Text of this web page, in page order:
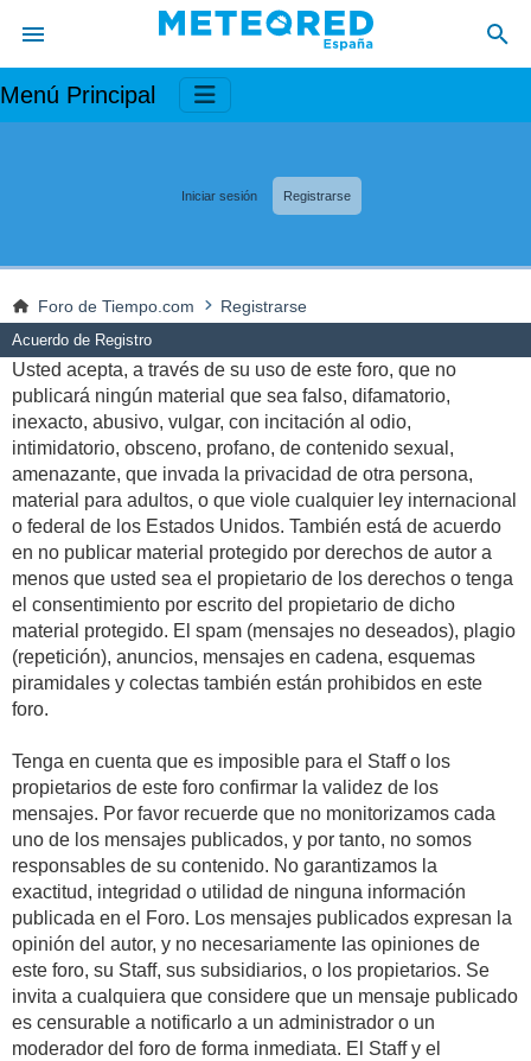
Menú Principal
Iniciar sesión Registrarse
Foro de Tiempo.com Registrarse
Acuerdo de Registro
Usted acepta, a través de su uso de este foro, que no
publicará ningún material que sea falso, difamatorio,
inexacto, abusivo, vulgar, con incitación al odio,
intimidatorio, obsceno, profano, de contenido sexual,
amenazante, que invada la privacidad de otra persona,
material para adultos, o que viole cualquier ley internacional
o federal de los Estados Unidos. También está de acuerdo
en no publicar material protegido por derechos de autor a
menos que usted sea el propietario de los derechos o tenga
el consentimiento por escrito del propietario de dicho
material protegido. El spam (mensajes no deseados), plagio
(repetición), anuncios, mensajes en cadena, esquemas
piramidales y colectas también están prohibidos en este
foro.
Tenga en cuenta que es imposible para el Staff o los
propietarios de este foro confirmar la validez de los
mensajes. Por favor recuerde que no monitorizamos cada
uno de los mensajes publicados, y por tanto, no somos
responsables de su contenido. No garantizamos la
exactitud, integridad o utilidad de ninguna información
publicada en el Foro. Los mensajes publicados expresan la
opinión del autor, y no necesariamente las opiniones de
este foro, su Staff, sus subsidiarios, o los propietarios. Se
invita a cualquiera que considere que un mensaje publicado
es censurable a notificarlo a un administrador o un
moderador del foro de forma inmediata. El Staff y el